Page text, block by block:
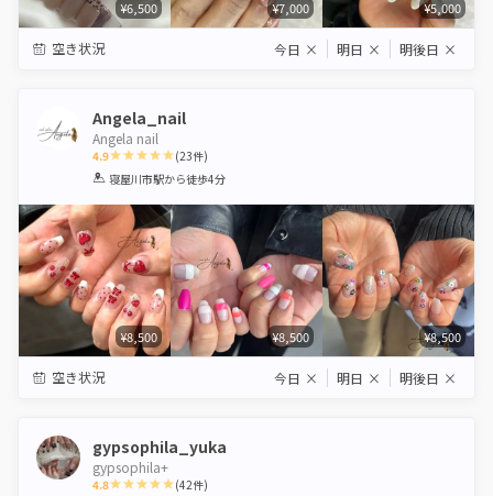
¥6,500 ¥7,000 ¥5,000
空き状況 今日 × 明日 × 明後日 ×
Angela_nail
Angela nail
4.9
1 2 3 4 5
(23件)
寝屋川市駅から徒歩4分
¥8,500 ¥8,500 ¥8,500
空き状況 今日 × 明日 × 明後日 ×
gypsophila_yuka
gypsophila+
4.8 (42件)